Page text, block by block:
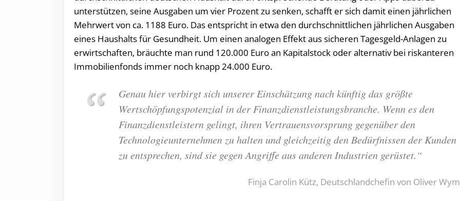
unterstützen, seine Ausgaben um vier Prozent zu senken, schafft er sich damit einen jährlichen
Mehrwert von ca. 1188 Euro. Das entspricht in etwa den durchschnittlichen jährlichen Ausgaben
eines Haushalts für Gesundheit. Um einen analogen Effekt aus sicheren Tagesgeld-Anlagen zu
erwirtschaften, bräuchte man rund 120.000 Euro an Kapitalstock oder alternativ bei riskanteren
Immobilienfonds immer noch knapp 24.000 Euro.
Genau hier verbirgt sich unserer Einschätzung nach künftig das größte
Wertschöpfungspotenzial in der Finanzdienstleistungsbranche. Wenn es den
Finanzdienstleistern gelingt, ihren Vertrauensvorsprung gegenüber den
Technologieunternehmen zu halten und gleichzeitig den Bedürfnissen der Kunden
zu entsprechen, sind sie gegen Angriffe aus anderen Industrien gerüstet.“
Finja Carolin Kütz, Deutschlandchefin von Oliver